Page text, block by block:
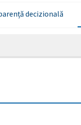
decizională